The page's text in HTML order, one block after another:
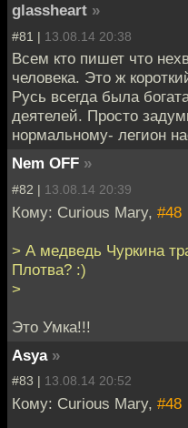
glassheart »
#81 | 13.08.14 20:38
Всем кто пишет что
человека. Это ж
Русь всегда была
деятелей. Просто
нормальному- легион
Nem OFF »
#82 | 13.08.14 20:39
Кому: Curious Mary, #48
> А медведь Чуркина
Плотва? :)
>
Это Умка!!!
Asya »
#83 | 13.08.14 20:52
Кому: Curious Mary, #48